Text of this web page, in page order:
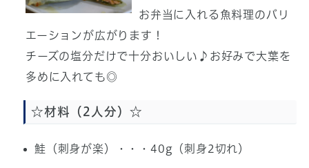
お弁当に入れる魚料理のバリ
エーションが広がります！
チーズの塩分だけで十分おいしい♪お好みで大葉を
多めに入れても◎
☆材料（2人分）☆
鮭（刺身が楽）・・・40g（刺身2切れ）